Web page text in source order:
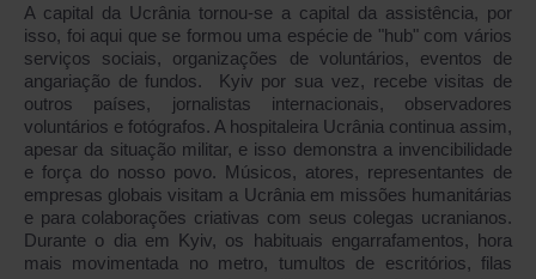
A capital da Ucrânia tornou-se a capital da assistência, por
isso, foi aqui que se formou uma espécie de "hub" com vários
serviços sociais, organizações de voluntários, eventos de
angariação de fundos. Kyiv por sua vez, recebe visitas de
outros países, jornalistas internacionais, observadores
voluntários e fotógrafos. A hospitaleira Ucrânia continua assim,
apesar da situação militar, e isso demonstra a invencibilidade
e força do nosso povo. Músicos, atores, representantes de
empresas globais visitam a Ucrânia em missões humanitárias
e para colaborações criativas com seus colegas ucranianos.
Durante o dia em Kyiv, os habituais engarrafamentos, hora
mais movimentada no metro, tumultos de escritórios, filas